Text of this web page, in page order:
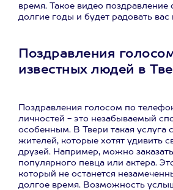
время. Такое видео поздравление
долгие годы и будет радовать
Поздравления
известных людей в
Поздравления голосом по
личностей - это незабываемый
особенным. В Твери такая услуга
жителей, которые хотят удивить
друзей. Например, можно
популярного певца или актера.
который не останется
долгое время. Возможность